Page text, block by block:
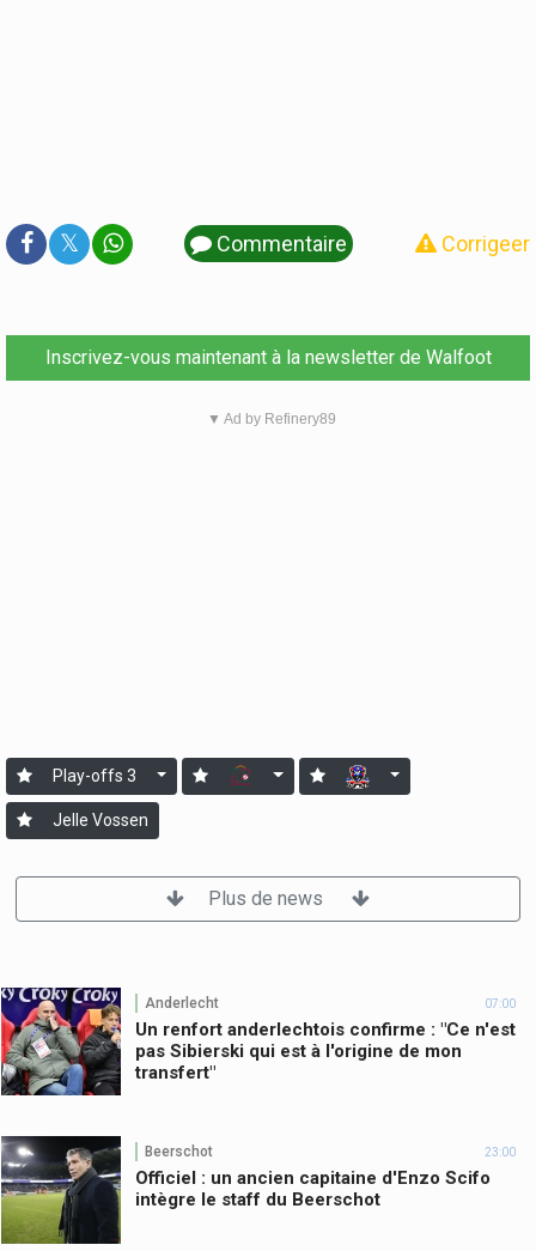
𝕏 Commentaire Corrigeer
Inscrivez-vous maintenant à la newsletter de Walfoot
▼ Ad by Refinery89
Play-offs 3
Jelle Vossen
Plus de news
Anderlecht 07:00
Un renfort anderlechtois confirme : "Ce n'est
pas Sibierski qui est à l'origine de mon
transfert"
Beerschot 23:00
Officiel : un ancien capitaine d'Enzo Scifo
intègre le staff du Beerschot